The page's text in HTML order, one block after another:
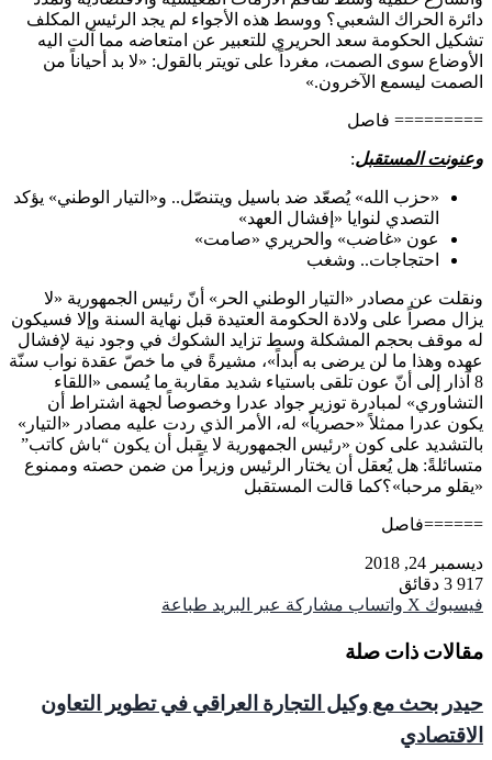
دائرة الحراك الشعبي؟ ووسط هذه الأجواء لم يجد الرئيس المكلف
تشكيل الحكومة سعد الحريري للتعبير عن امتعاضه مما آلت اليه
الأوضاع سوى الصمت، مغرداً على تويتر بالقول: «لا بد أحياناً من
الصمت ليسمع الآخرون.»
========= فاصل
وعنونت المستقبل:
«حزب الله» يُصعّد ضد باسيل ويتنصّل.. و«التيار الوطني» يؤكد
التصدي لنوايا «إفشال العهد»
عون «غاضب» والحريري «صامت»
احتجاجات.. وشغب
ونقلت عن مصادر «التيار الوطني الحر» أنّ رئيس الجمهورية «لا
يزال مصراً على ولادة الحكومة العتيدة قبل نهاية السنة وإلا فسيكون
له موقف بحجم المشكلة وسط تزايد الشكوك في وجود نية لإفشال
عهده وهذا ما لن يرضى به أبداً»، مشيرةً في ما خصّ عقدة نواب سنّة
8 آذار إلى أنّ عون تلقى باستياء شديد مقاربة ما يُسمى «اللقاء
التشاوري» لمبادرة توزير جواد عدرا وخصوصاً لجهة اشتراط أن
يكون عدرا ممثلاً «حصرياً» له، الأمر الذي ردت عليه مصادر «التيار»
بالتشديد على كون «رئيس الجمهورية لا يقبل أن يكون “باش كاتب”
متسائلةً: هل يُعقل أن يختار الرئيس وزيراً من ضمن حصته وممنوع
«يقلو مرحبا»؟كما قالت المستقبل
======فاصل
ديسمبر 24, 2018
917 3 دقائق
فيسبوك ‫X واتساب مشاركة عبر البريد طباعة
مقالات ذات صلة
حيدر بحث مع وكيل التجارة العراقي في تطوير التعاون
الاقتصادي